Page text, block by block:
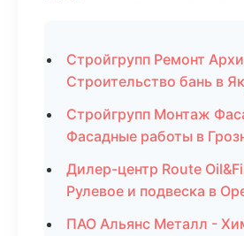
Стройгрупп Ремонт
Строительство бань в
Стройгрупп Монтаж
Фасадные работы в
Дилер-центр Route
Рулевое и подвеска в
ПАО Альянс Металл -